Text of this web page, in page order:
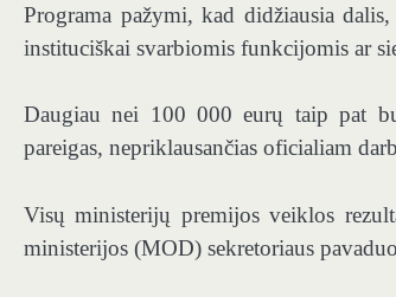
Programa pažymi, kad didžiausia
instituciškai svarbiomis funkcijomis ar
Daugiau nei 100 000 eurų taip pat
pareigas, nepriklausančias oficialiam
Visų ministerijų premijos veiklos
ministerijos (MOD) sekretoriaus